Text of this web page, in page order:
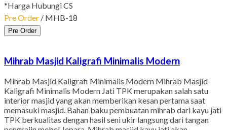
*Harga Hubungi CS
Pre Order / MHB-18
Pre Order
Mihrab Masjid Kaligrafi Minimalis Modern
Mihrab Masjid Kaligrafi Minimalis Modern Mihrab Masjid
Kaligrafi Minimalis Modern Jati TPK merupakan salah satu
interior masjid yang akan memberikan kesan pertama saat
memasuki masjid. Bahan baku pembuatan mihrab dari kayu jati
TPK berkualitas dengan hasil seni ukir langsung dari tangan